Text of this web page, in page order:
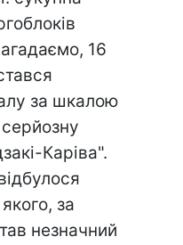
16
за шкалою
Каріва".
за
незначний